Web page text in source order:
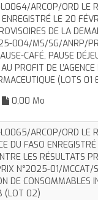
ARCOP/ORD LE
ENREGISTRÉ LE 20
DE LA
004/MS/SG/ANRP/
CAFÉ, PAUSE
PROFIT DE
(LOTS 01
0,00 Mo
ARCOP/ORD LE
DU FASO
LES RÉSULTATS
N°2025-01/MCCAT/
DE CONSOMMABLES
(LOT 02)